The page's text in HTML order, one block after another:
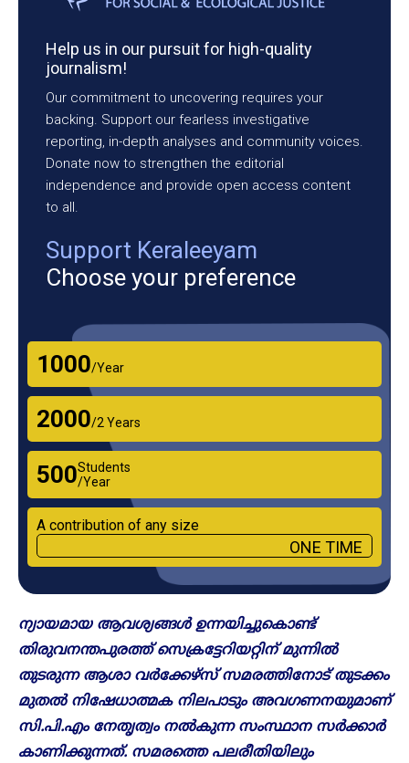
Help us in our pursuit for high-quality
journalism!
Our commitment to uncovering requires your
backing. Support our fearless investigative
reporting, in-depth analyses and community voices.
Donate now to strengthen the editorial
independence and provide open access content
to all.
Support Keraleeyam
Choose your preference
₹1000/Year
₹2000/2 Years
₹500Students
/Year
A contribution of any size
ONE TIME
ന്യായമായ ആവശ്യങ്ങൾ ഉന്നയിച്ചുകൊണ്ട്
തിരുവനന്തപുരത്ത് സെക്രട്ടേറിയറ്റിന് മുന്നിൽ
തുടരുന്ന ആശാ വർക്കേഴ്സ് സമരത്തിനോട് തുടക്കം
മുതൽ നിഷേധാത്മക നിലപാടും അവ​ഗണനയുമാണ്
സി.പി.എം നേതൃത്വം നൽകുന്ന സംസ്ഥാന സർക്കാർ
കാണിക്കുന്നത്. സമരത്തെ പലരീതിയിലും